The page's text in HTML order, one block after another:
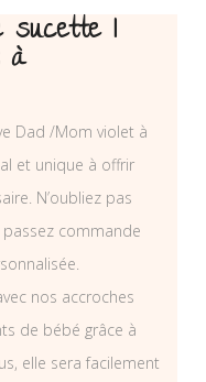
I
à
Dad /Mom violet à
et unique à offrir
N’oubliez pas
commande
nos accroches
de bébé grâce à
elle sera facilement